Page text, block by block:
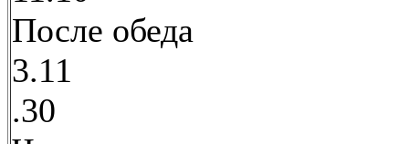
После обеда
3.11
.30